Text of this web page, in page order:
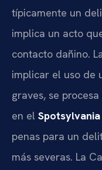
típicamente un
implica un acto
contacto dañino.
implicar el uso de
graves, se
en el
penas para un
más severas. La